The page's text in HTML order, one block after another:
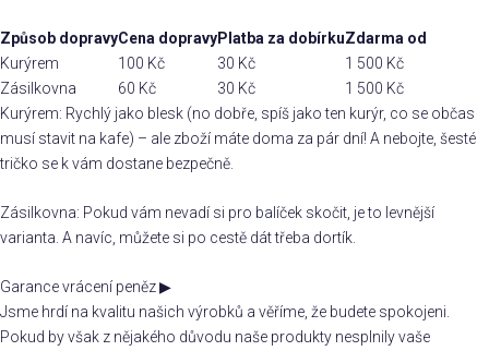
Způsob dopravyCena dopravyPlatba za dobírkuZdarma od
Kurýrem
100 Kč 30 Kč
1 500 Kč
Zásilkovna
60 Kč 30 Kč
1 500 Kč
Kurýrem: Rychlý jako blesk (no dobře, spíš jako ten kurýr, co se občas
musí stavit na kafe) – ale zboží máte doma za pár dní! A nebojte, šesté
tričko se k vám dostane bezpečně.
Zásilkovna: Pokud vám nevadí si pro balíček skočit, je to levnější
varianta. A navíc, můžete si po cestě dát třeba dortík.
Garance vrácení peněz▶
Jsme hrdí na kvalitu našich výrobků a věříme, že budete spokojeni.
Pokud by však z nějakého důvodu naše produkty nesplnily vaše